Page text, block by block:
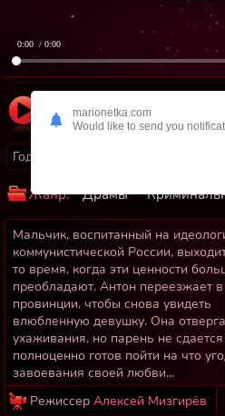
0:00 / 0:00
01:22:02
Год:
Жанр: Драмы
Мальчик, воспитанный на
коммунистической России,
то время, когда эти ценности
преобладают. Антон переезжает
провинции, чтобы снова увидеть
влюбленную девушку. Она
ухаживания, но парень не
полноценно готов пойти на что
завоевания своей любви...
Режиссер Алексей Мизгирёв
marionetka.com
Would like to send you